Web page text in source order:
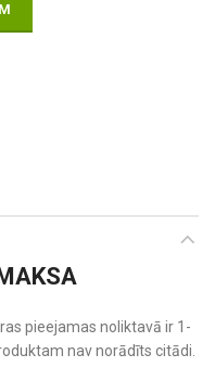
pieejamas noliktavā ir 1-
nav norādīts citādi.